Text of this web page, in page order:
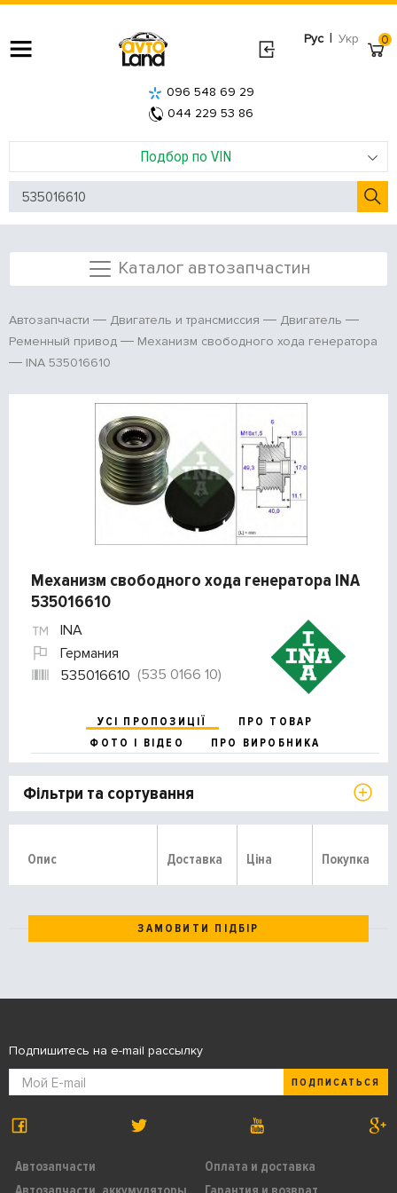
Рус | Укр
Подбор по VIN
096 548 69 29
044 229 53 86
0
Каталог автозапчастин
Автозапчасти Двигатель и трансмиссия
Двигатель
Ременный привод
Механизм свободного хода генератора
INA 535016610
Механизм свободного хода генератора INA
535016610
INA
Германия
535016610 (535 0166 10)
УСІ ПРОПОЗИЦІЇ
ПРО ТОВАР
ФОТО І ВІДЕО
ПРО ВИРОБНИКА
Фільтри та сортування
Опис Доставка Ціна Покупка
ЗАМОВИТИ ПІДБІР
Автозапчасти
Оплата и доставка
Подпишитесь на e-mail рассылку
ПОДПИСАТЬСЯ